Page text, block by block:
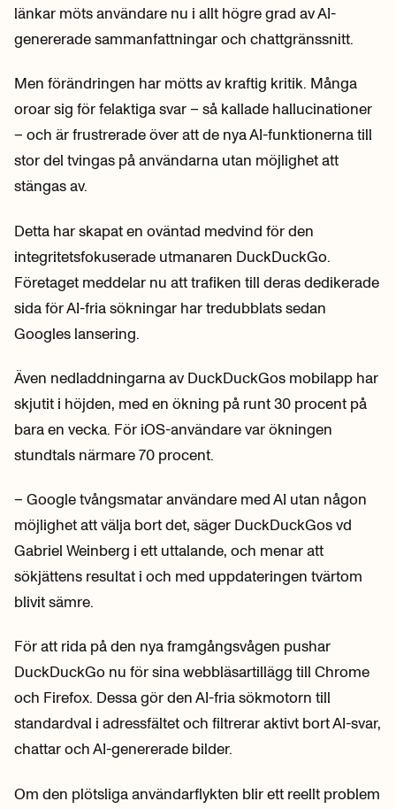
länkar möts användare nu i allt högre grad av AI-
genererade sammanfattningar och chattgränssnitt.
Men förändringen har mötts av kraftig kritik. Många
oroar sig för felaktiga svar – så kallade hallucinationer
– och är frustrerade över att de nya AI-funktionerna till
stor del tvingas på användarna utan möjlighet att
stängas av.
Detta har skapat en oväntad medvind för den
integritetsfokuserade utmanaren DuckDuckGo.
Företaget meddelar nu att trafiken till deras dedikerade
sida för AI-fria sökningar har tredubblats sedan
Googles lansering.
Även nedladdningarna av DuckDuckGos mobilapp har
skjutit i höjden, med en ökning på runt 30 procent på
bara en vecka. För iOS-användare var ökningen
stundtals närmare 70 procent.
– Google tvångsmatar användare med AI utan någon
möjlighet att välja bort det, säger DuckDuckGos vd
Gabriel Weinberg i ett uttalande, och menar att
sökjättens resultat i och med uppdateringen tvärtom
blivit sämre.
För att rida på den nya framgångsvågen pushar
DuckDuckGo nu för sina webbläsartillägg till Chrome
och Firefox. Dessa gör den AI-fria sökmotorn till
standardval i adressfältet och filtrerar aktivt bort AI-svar,
chattar och AI-genererade bilder.
Om den plötsliga användarflykten blir ett reellt problem